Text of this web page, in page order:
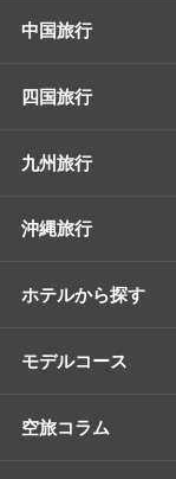
中国旅行
四国旅行
九州旅行
沖縄旅行
ホテルから探す
モデルコース
空旅コラム